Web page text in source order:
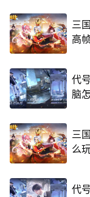
三
高
代
脑
三
么
代